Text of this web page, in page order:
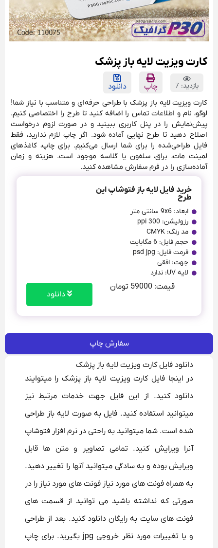
کارت ویزیت لایه باز پزشک
بازدید: 7 چاپ
دانلود
کارت ویزیت لایه باز پزشک با طراحی حرفه‌ای و متناسب با نیاز شما!
لوگو، نام و اطلاعات تماس را اضافه کنید تا طرح را اختصاصی کنیم.
پیش‌نمایش را در پنل کاربری ببینید و در صورت لزوم درخواست
اصلاح دهید تا طرح نهایی آماده شود. اگر چاپ لازم ندارید، فقط
فایل طراحی‌شده را برای شما ارسال می‌کنیم. برای چاپ، کاغذهای
لمینت مات، براق، سلفون یا گلاسه موجود است. هزینه و زمان
آماده‌سازی را در فرم سفارش مشاهده کنید.
خرید فایل لایه باز فتوشاپ این
طرح
ابعاد: 9x6 سانتی متر
رزولیشن: 300 ppi
مد رنگ: CMYK
حجم فایل: 6 مگابایت
فرمت فایل: psd jpg
جهت: افقی
لایه UV: ندارد
قیمت: 59000 تومان
دانلود
سفارش چاپ
دانلود فایل کارت ویزیت لایه باز پزشک
در اینجا فایل کارت ویزیت لایه باز پزشک را میتوایند
دانلود کنید. از این فایل جهت خدمات مرتبط نیز
میتوانید استفاده کنید. فایل به صورت لایه باز طراحی
شده است. شما میتوانید به راحتی در نرم افزار فتوشاپ
آنرا ویرایش کنید. تمامی تصاویر و متن ها قابل
ویرایش بوده و به سادگی میتوانید آنها را تغییر دهید.
به همراه فونت های مورد نیاز فونت های مورد نیاز را در
صورتی که نداشته باشید می توانید از قسمت های
فونت های سایت به رایگان دانلود کنید. بعد از طراحی
و یا تغییرات مورد نظر خروجی jpg بگیرید. برای چاپ